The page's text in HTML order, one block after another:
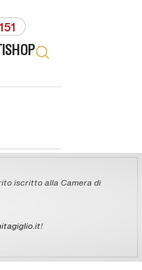
SHOP
iscritto alla Camera di
!